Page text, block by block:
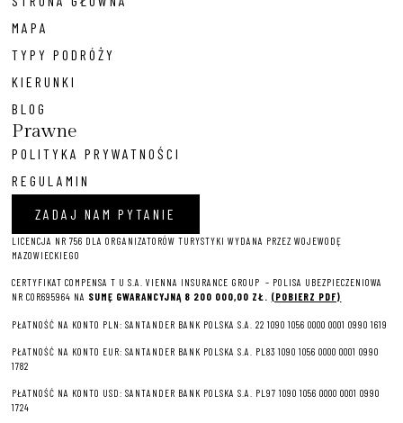
MAPA
TYPY PODRÓŻY
KIERUNKI
BLOG
Prawne
POLITYKA PRYWATNOŚCI
REGULAMIN
ZADAJ NAM PYTANIE
LICENCJA NR 756 DLA ORGANIZATORÓW TURYSTYKI WYDANA PRZEZ WOJEWODĘ
MAZOWIECKIEGO
CERTYFIKAT COMPENSA T U S.A. VIENNA INSURANCE GROUP – POLISA UBEZPIECZENIOWA
NR COR695964 NA SUMĘ GWARANCYJNĄ 8 200 000,00 ZŁ. (POBIERZ PDF)
PŁATNOŚĆ NA KONTO PLN: SANTANDER BANK POLSKA S.A. 22 1090 1056 0000 0001 0990 1619
PŁATNOŚĆ NA KONTO EUR: SANTANDER BANK POLSKA S.A. PL83 1090 1056 0000 0001 0990
1782
PŁATNOŚĆ NA KONTO USD: SANTANDER BANK POLSKA S.A. PL97 1090 1056 0000 0001 0990
1724